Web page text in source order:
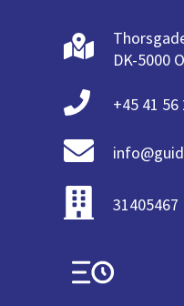
DK-5000
+45 41 56
31405467